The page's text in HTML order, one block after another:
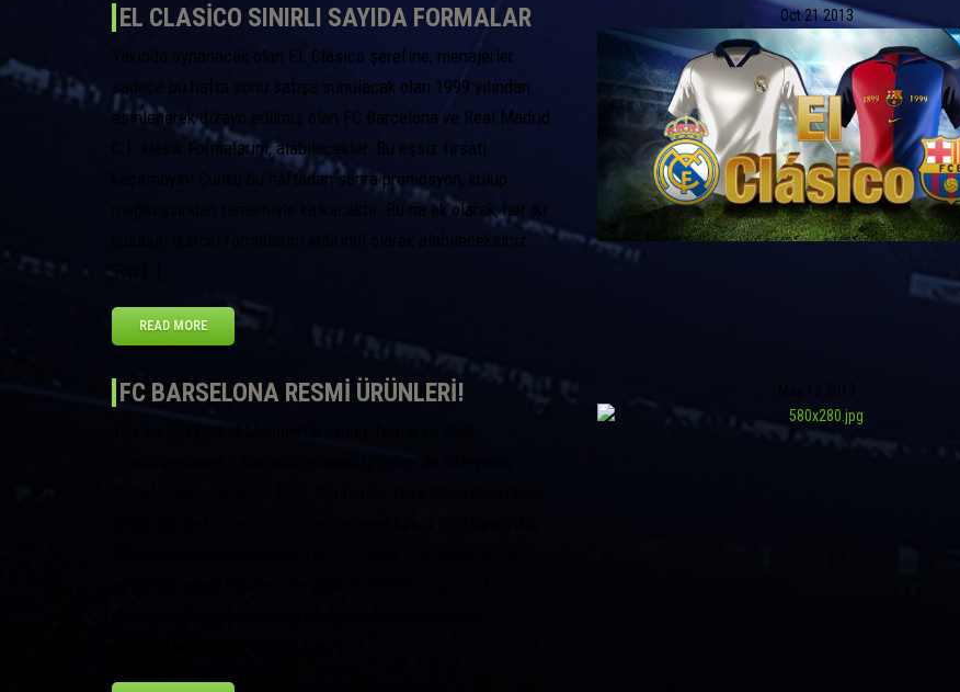
EL CLASICO SINIRLI SAYIDA FORMALAR
Yakında oynanacak olan EL Clasıco şerefine, menajerler
sadece bu hafta sonu satışa sunulacak olan 1999 yılından
esinlenerek dizayn edilmiş olan FC Barcelona ve Real Madrid
C.F. klasik Formalarını, alabilecekler. Bu eşsiz fırsatı
kaçırmayın! Çünkü bu haftadan sonra promosyon, kulüp
mağazasından tamamiyle kalkacaktır. Bu na ek olarak, her iki
kulübün güncel formalarını indirimli olarak alabileceksiniz.
Top […]
READ MORE
Oct212013
FC BARSELONA RESMI ÜRÜNLERI!
Top Eleven Futbol Menajerlik oyunu, forma ve logo